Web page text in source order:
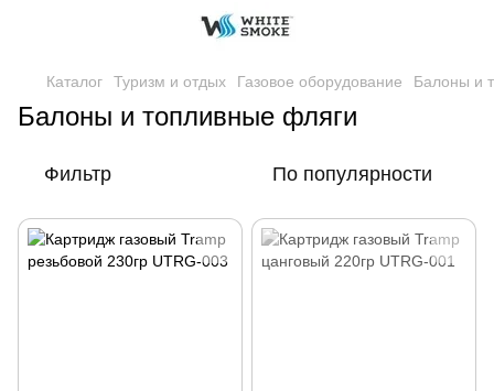
Каталог Туризм и отдых Газовое оборудование Балоны и
Балоны и топливные фляги
Фильтр По популярности